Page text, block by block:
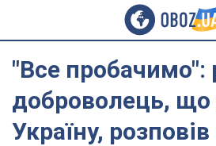
"Все пробачимо":
доброволець, що
Україну,